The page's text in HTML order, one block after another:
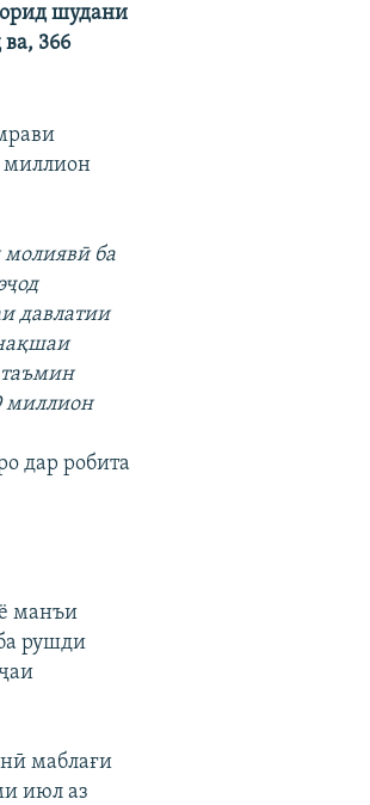
шудани
366
миллион
ба
давлатии
таъмин
миллион
дар робита
манъи
рушди
маблағи
июл аз